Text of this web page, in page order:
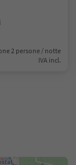
2 persone / notte
IVA incl.